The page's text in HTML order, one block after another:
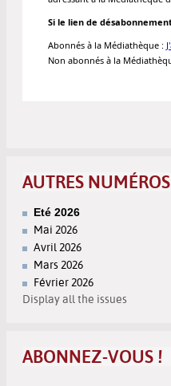
AUTRES NUMÉROS
Eté 2026
Mai 2026
Avril 2026
Mars 2026
Février 2026
Display all the issues
ABONNEZ-VOUS !